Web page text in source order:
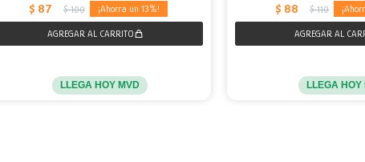
$ 87 $ 100 13
LLEGA HOY MVD
$ 88 $ 110
LLEGA HOY